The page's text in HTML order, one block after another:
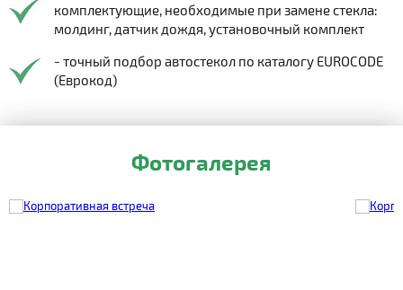
комплектующие, необходимые при замене стекла:
молдинг, датчик дождя, установочный комплект
- точный подбор автостекол по каталогу EUROCODE
(Еврокод)
Фотогалерея